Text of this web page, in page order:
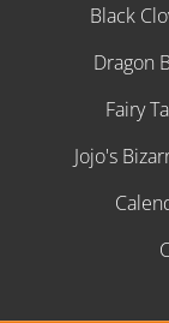
Black
Dragon
Fairy
Jojo's